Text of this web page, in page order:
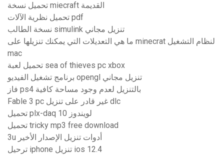
تحميل نسخة miecraft القديمة
تحميل نظرية الآلات pdf
نسخة الطالب simulink تنزيل مجاني
ما هي التعديلات التي يمكنك تنزيلها على minecrat لنظام التشغيل
mac
تحميل لعبة sea of ​​thieves pc xbox
برنامج تشغيل الفيديو opengl تنزيل مجاني
فاز ps4 بالتنزيل لعدم وجود مساحة كافية
Fable 3 pc غير قادر على تنزيل dlc
تحميل plx-daq لويندوز 10
تحميل tricky mp3 free download
3u أدوات تنزيل الإصدار الأخير
ترحيل iphone تنزيل ios 12.4